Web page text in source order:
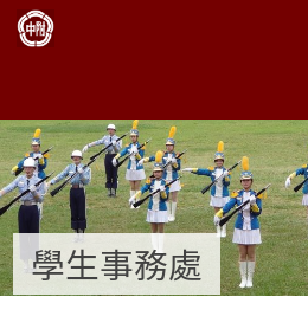
跳過上區塊
性別平等教育專區 -
學生事務處
:::